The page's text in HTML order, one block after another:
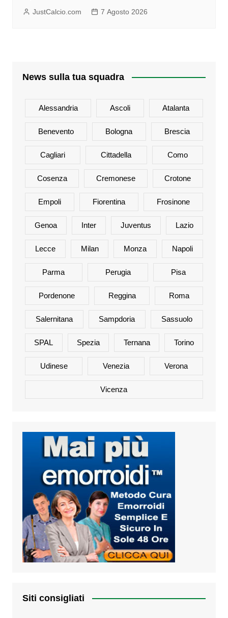
JustCalcio.com 7 Agosto 2026
News sulla tua squadra
Alessandria Ascoli Atalanta
Benevento Bologna Brescia
Cagliari Cittadella Como
Cosenza Cremonese Crotone
Empoli Fiorentina Frosinone
Genoa Inter Juventus Lazio
Lecce Milan Monza Napoli
Parma Perugia Pisa
Pordenone Reggina Roma
Salernitana Sampdoria Sassuolo
SPAL Spezia Ternana Torino
Udinese Venezia Verona
Vicenza
Siti consigliati